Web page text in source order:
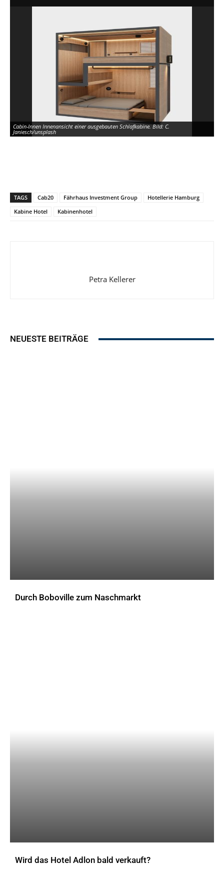
Cabin-Innen Innenansicht einer ausgebauten Schlafkabine. Bild: C.
Janiesch/unsplash
TAGS Cab20 Fährhaus Investment Group
Hotellerie Hamburg
Kabine Hotel
Kabinenhotel
Petra Kellerer
NEUESTE BEITRÄGE
Durch Boboville zum Naschmarkt
Wird das Hotel Adlon bald verkauft?